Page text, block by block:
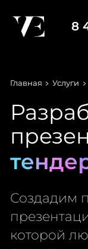
8
Главная Услуги
Создадим
которой